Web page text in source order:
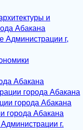
и
Абакана
Администрации г,
Абакана
города Абакана
города Абакана
города Абакана
г.